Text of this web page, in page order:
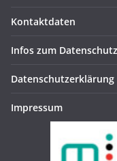
Kontaktdaten
Infos zum Datenschutz
Datenschutzerklärung
Impressum